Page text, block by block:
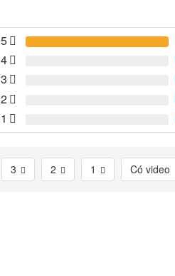
5
4
3
2
1
3 2 1 Có video